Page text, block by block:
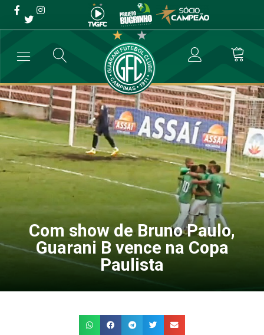
Com show de Bruno Paulo,
Guarani B vence na Copa
Paulista
→ Futebol Profissional Com show de Bruno Paulo, Guarani B
Com show de Bruno Paulo,
Guarani B vence na Copa
Paulista